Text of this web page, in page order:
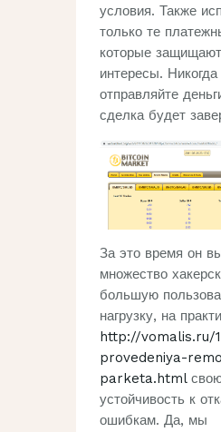
условия. Также
только те
которые
интересы. Никогда
отправляйте
сделка будет
За это время он
множество
большую
нагрузку, на
http://vomalis.ru/
provedeniya-
parketa.html
устойчивость к
ошибкам. Да, мы